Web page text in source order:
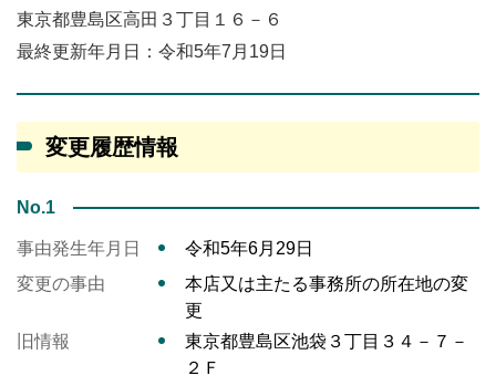
東京都豊島区高田３丁目１６－６
最終更新年月日：令和5年7月19日
変更履歴情報
No.1
事由発生年月日
令和5年6月29日
変更の事由
本店又は主たる事務所の所在地の変
更
旧情報
東京都豊島区池袋３丁目３４－７－
２Ｆ